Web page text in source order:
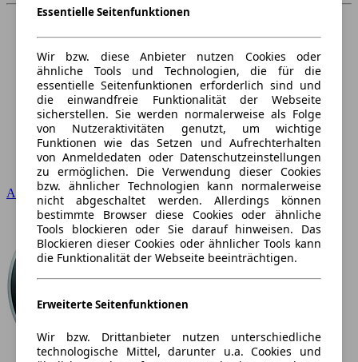
Audi
Essentielle Seitenfunktionen
Wir bzw. diese Anbieter nutzen Cookies oder
ähnliche Tools und Technologien, die für die
essentielle Seitenfunktionen erforderlich sind und
die einwandfreie Funktionalität der Webseite
sicherstellen. Sie werden normalerweise als Folge
von Nutzeraktivitäten genutzt, um wichtige
Funktionen wie das Setzen und Aufrechterhalten
von Anmeldedaten oder Datenschutzeinstellungen
zu ermöglichen. Die Verwendung dieser Cookies
bzw. ähnlicher Technologien kann normalerweise
nicht abgeschaltet werden. Allerdings können
bestimmte Browser diese Cookies oder ähnliche
Tools blockieren oder Sie darauf hinweisen. Das
Blockieren dieser Cookies oder ähnlicher Tools kann
die Funktionalität der Webseite beeinträchtigen.
Erweiterte Seitenfunktionen
Wir bzw. Drittanbieter nutzen unterschiedliche
technologische Mittel, darunter u.a. Cookies und